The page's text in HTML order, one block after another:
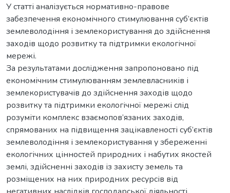
У статті аналізується нормативно-правове
забезпечення економічного стимулювання суб’єктів
землеволодіння і землекористування до здійснення
заходів щодо розвитку та підтримки екологічної
мережі.
За результатами дослідження запропоновано під
економічним стимулюванням землевласників і
землекористувачів до здійснення заходів щодо
розвитку та підтримки екологічної мережі слід
розуміти комплекс взаємопов’язаних заходів,
спрямованих на підвищення зацікавленості суб’єктів
землеволодіння і землекористування у збереженні
екологічних цінностей природних і набутих якостей
землі, здійсненні заходів із захисту земель та
розміщених на них природних ресурсів від